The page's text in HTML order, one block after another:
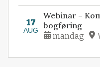
17
AUG
Webinar –
bogføring
mandag